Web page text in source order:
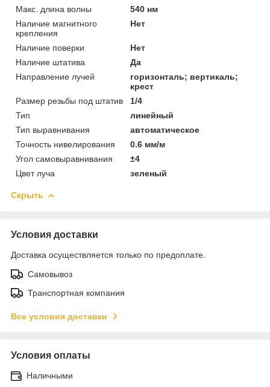
Макс. длина волны
540 нм
Наличие магнитного
крепления
Нет
Наличие поверки
Нет
Наличие штатива
Да
Направление лучей
горизонталь; вертикаль;
крест
Размер резьбы под штатив
1/4
Тип
линейный
Тип выравнивания
автоматическое
Точность нивелирования
0.6 мм/м
Угол самовыравнивания
±4
Цвет луча
зеленый
Скрыть
Условия доставки
Доставка осуществляется только по предоплате.
Самовывоз
Транспортная компания
Все условия доставки
Условия оплаты
Наличными